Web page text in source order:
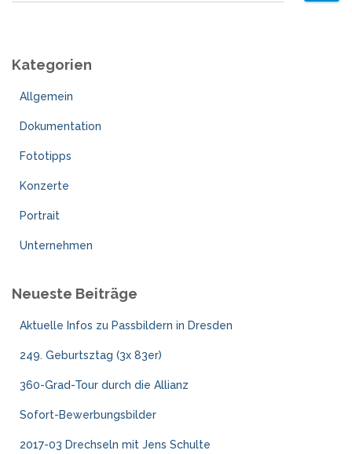
n
Kategorien
Allgemein
Dokumentation
Fototipps
Konzerte
Portrait
Unternehmen
Neueste Beiträge
Aktuelle Infos zu Passbildern in Dresden
249. Geburtsztag (3x 83er)
360-Grad-Tour durch die Allianz
Sofort-Bewerbungsbilder
2017-03 Drechseln mit Jens Schulte